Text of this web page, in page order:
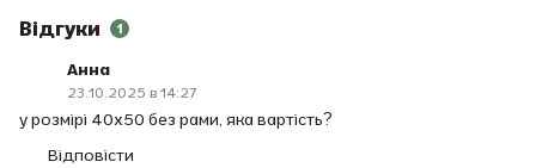
Відгуки 1
Анна
23.10.2025 в 14:27
у розмірі 40х50 без рами, яка вартість?
Відповісти